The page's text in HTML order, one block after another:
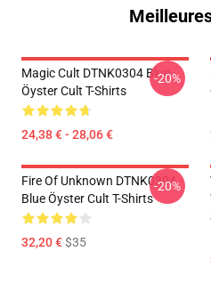
Magic Cult DTNK0304 Blue
Öyster Cult T-Shirts
24,38 € - 28,06 €
-20%
Fire Of Unknown DTNK0304
Blue Öyster Cult T-Shirts
32,20 €$35
-20%